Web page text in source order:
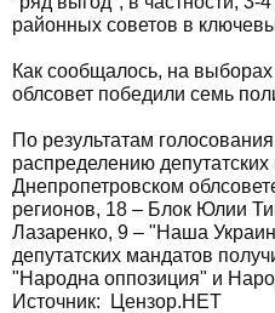
районных советов в
Как сообщалось, на
облсовет победили семь
По результатам
распределению депутатских
Днепропетровском
регионов, 18 – Блок Юлии
Лазаренко, 9 – "Наша
депутатских мандатов
"Народна оппозиция" и
Источник: Цензор.НЕТ